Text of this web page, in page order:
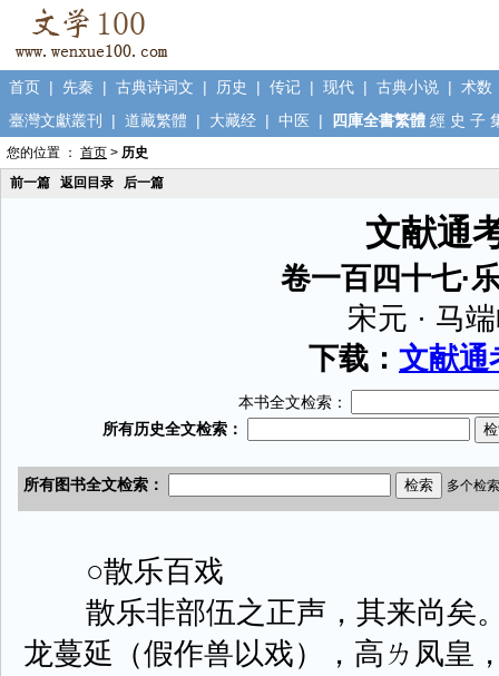
首页 | 先秦 | 古典诗词文 | 历史 | 传记 | 现代 | 古典小说 | 术数
臺灣文獻叢刊
| 道藏繁體 | 大藏经 | 中医 | 四庫全書繁體 經 史 子
您的位置 ： 首页 > 历史
前一篇
返回目录 后一篇
文献通
卷一百四十七·
宋元 · 马
下载： 文献
本书全文检索：
○散乐百戏
散乐非部伍之正声，其来尚矣
龙蔓延（假作兽以戏），高ㄌ凤皇